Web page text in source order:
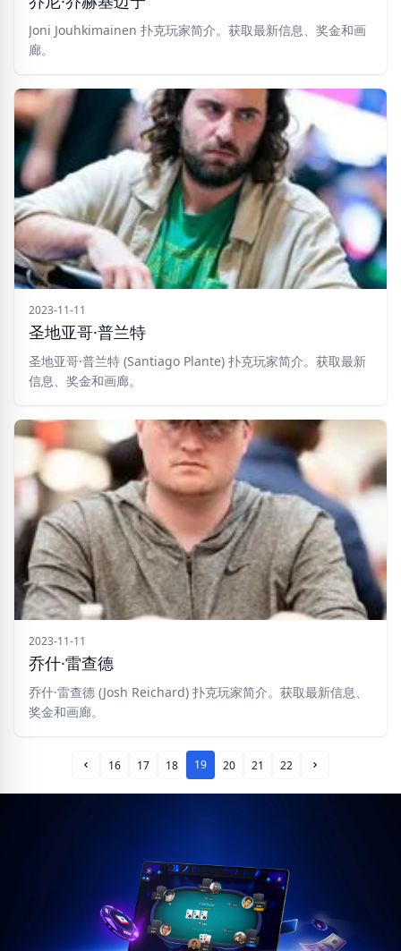
Joni Jouhkimainen 扑克玩家简介。获取最新信息、奖金和画
廊。
2023-11-11
圣地亚哥·普兰特
圣地亚哥·普兰特 (Santiago Plante) 扑克玩家简介。获取最新
信息、奖金和画廊。
2023-11-11
乔什·雷查德
乔什·雷查德 (Josh Reichard) 扑克玩家简介。获取最新信息、
奖金和画廊。
Prev Page
16 17 18 19 20 21 22 Next Page